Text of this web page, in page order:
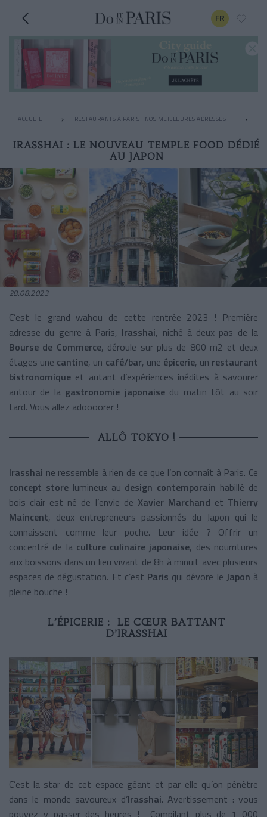
FR
ACCUEIL RESTAURANTS À PARIS : NOS MEILLEURES ADRESSES
IRASSHAI : LE NOUVEAU TEMPLE FOOD DÉDIÉ
AU JAPON
28.08.2023
C’est le grand wahou de cette rentrée 2023 ! Première
adresse du genre à Paris, Irasshai, niché à deux pas de la
Bourse de Commerce, déroule sur plus de 800 m2 et deux
étages une cantine, un café/bar, une épicerie, un restaurant
bistronomique et autant d’expériences inédites à savourer
autour de la gastronomie japonaisedu matin tôt au soir
tard. Vous allez adoooorer !
ALLÔ TOKYO !
Irasshai ne ressemble à rien de ce que l’on connaît à Paris. Ce
concept store lumineux au design contemporain habillé de
bois clair est né de l’envie de Xavier Marchand et Thierry
Maincent, deux entrepreneurs passionnés du Japon qui le
connaissent comme leur poche. Leur idée ? Offrir un
concentré de la culture culinaire japonaise, des nourritures
aux boissons dans un lieu vivant de 8h à minuit avec plusieurs
espaces de dégustation. Et c’est Paris qui dévore le Japon à
pleine bouche !
L’ÉPICERIE : LE CŒUR BATTANT
D’IRASSHAI
C’est la star de cet espace géant et par elle qu’on pénètre
dans le monde savoureux d’Irasshai. Avertissement : vous
pouvez y passer des heures ! Compilant plus de 1 000